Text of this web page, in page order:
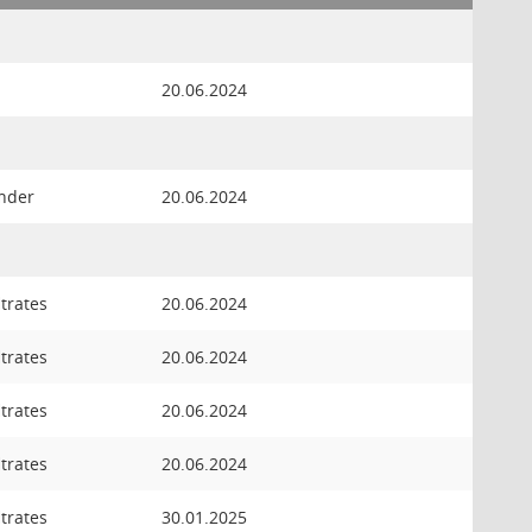
20.06.2024
20.06.2024
20.06.2024
20.06.2024
20.06.2024
20.06.2024
30.01.2025